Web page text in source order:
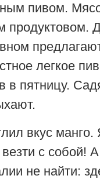
пивом. Мясо
продуктовом.
легкое
в пятницу.
вкус манго.
с собой!
не найти: